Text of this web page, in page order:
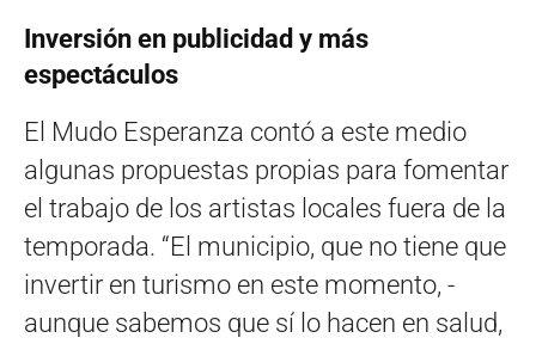
Inversión en publicidad y más
espectáculos
El Mudo Esperanza contó a este medio
algunas propuestas propias para fomentar
el trabajo de los artistas locales fuera de la
temporada. “El municipio, que no tiene que
invertir en turismo en este momento, -
aunque sabemos que sí lo hacen en salud,